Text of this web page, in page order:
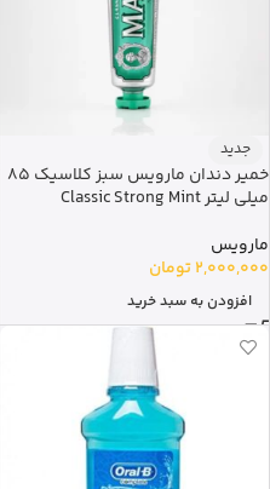
جدید
خمیر دندان مارویس سبز کلاسیک 85
میلی لیتر Classic Strong Mint
مارویس
2,000,000تومان
افزودن به سبد خرید